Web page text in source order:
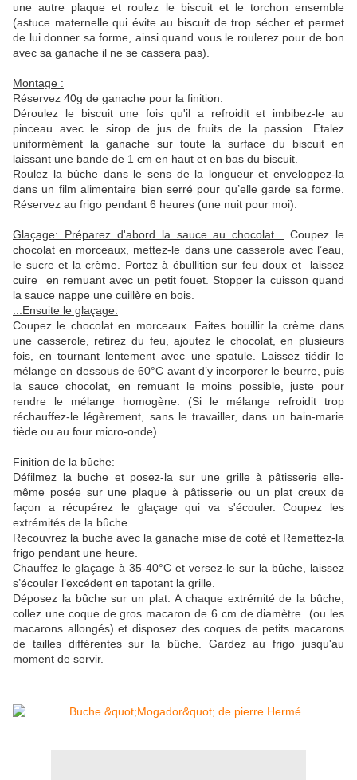
une autre plaque et roulez le biscuit et le torchon ensemble
(astuce maternelle qui évite au biscuit de trop sécher et permet
de lui donner sa forme, ainsi quand vous le roulerez pour de bon
avec sa ganache il ne se cassera pas).
Montage :
Réservez 40g de ganache pour la finition.
Déroulez le biscuit une fois qu'il a refroidit et imbibez-le au
pinceau avec le sirop de jus de fruits de la passion. Etalez
uniformément la ganache sur toute la surface du biscuit en
laissant une bande de 1 cm en haut et en bas du biscuit.
Roulez la bûche dans le sens de la longueur et enveloppez-la
dans un film alimentaire bien serré pour qu’elle garde sa forme.
Réservez au frigo pendant 6 heures (une nuit pour moi).
Glaçage: Préparez d'abord la sauce au chocolat...
Coupez le
chocolat en morceaux, mettez-le dans une casserole avec l’eau,
le sucre et la crème. Portez à ébullition sur feu doux et laissez
cuire en remuant avec un petit fouet. Stopper la cuisson quand
la sauce nappe une cuillère en bois.
...Ensuite le glaçage:
Coupez le chocolat en morceaux. Faites bouillir la crème dans
une casserole, retirez du feu, ajoutez le chocolat, en plusieurs
fois, en tournant lentement avec une spatule. Laissez tiédir le
mélange en dessous de 60°C avant d’y incorporer le beurre, puis
la sauce chocolat, en remuant le moins possible, juste pour
rendre le mélange homogène. (Si le mélange refroidit trop
réchauffez-le légèrement, sans le travailler, dans un bain-marie
tiède ou au four micro-onde).
Finition de la bûche:
Défilmez la buche et posez-la sur une grille à pâtisserie elle-
même posée sur une plaque à pâtisserie ou un plat creux de
façon a récupérez le glaçage qui va s'écouler. Coupez les
extrémités de la bûche.
Recouvrez la buche avec la ganache mise de coté et Remettez-la
frigo pendant une heure.
Chauffez le glaçage à 35-40°C et versez-le sur la bûche, laissez
s’écouler l’excédent en tapotant la grille.
Déposez la bûche sur un plat. A chaque extrémité de la bûche,
collez une coque de gros macaron de 6 cm de diamètre (ou les
macarons allongés) et disposez des coques de petits macarons
de tailles différentes sur la bûche. Gardez au frigo jusqu'au
moment de servir.